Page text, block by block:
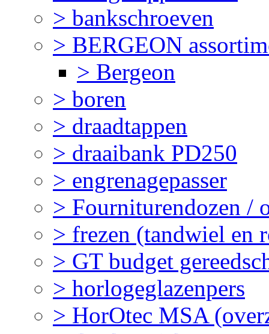
> bankschroeven
> BERGEON
> Bergeon
> boren
> draadtappen
> draaibank PD250
> engrenagepasser
> Fourniturendozen /
> frezen (tandwiel en
> GT budget
> horlogeglazenpers
> HorOtec MSA